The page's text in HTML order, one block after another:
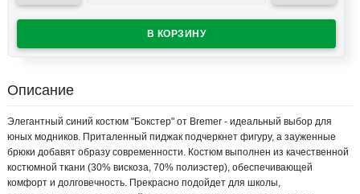
Описание
Элегантный синий костюм "Бокстер" от Bremer - идеальный выбор для
юных модников. Приталенный пиджак подчеркнет фигуру, а зауженные
брюки добавят образу современности. Костюм выполнен из качественной
костюмной ткани (30% вискоза, 70% полиэстер), обеспечивающей
комфорт и долговечность. Прекрасно подойдет для школы,